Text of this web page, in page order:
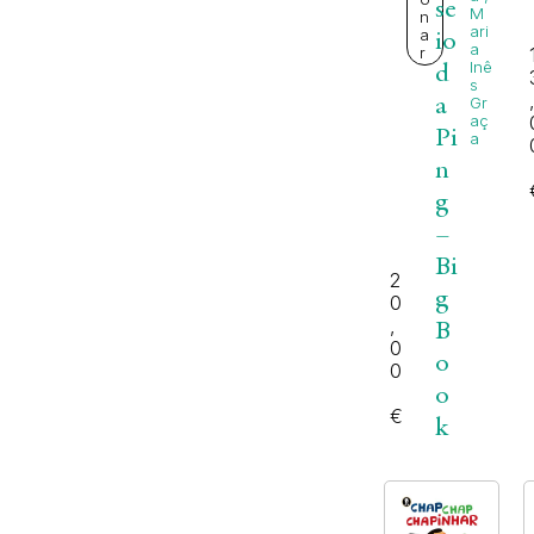
2
0
0
0
€
n
a
r
se
io
d
a
Pi
n
g
–
Bi
g
B
o
o
k
M
ari
a
Inê
s
Gr
aç
a